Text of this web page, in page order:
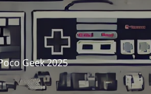
Geek 2025